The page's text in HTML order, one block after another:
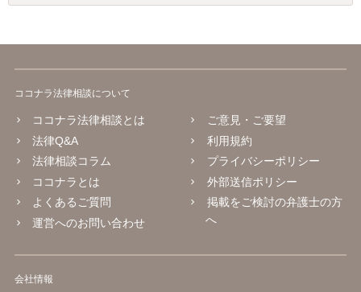
ココナラ法律相談について
ココナラ法律相談とは
法律Q&A
法律相談コラム
ココナラとは
よくあるご質問
運営へのお問い合わせ
ご意見・ご要望
利用規約
プライバシーポリシー
外部送信ポリシー
掲載をご検討の弁護士の方
へ
会社情報